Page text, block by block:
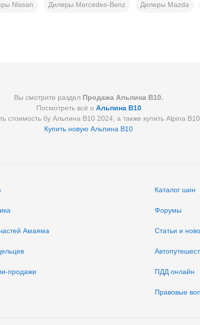
Nissan Дилеры Mercedes-Benz Дилеры Mazda
Вы смотрите раздел Продажа Альпина В10.
Посмотреть всё о Альпина В10
стоимость бу Альпина В10 2024, а также купить Alpina
Купить новую Альпина В10
Амаяма
продажи
Каталог шин
Форумы
Статьи и
ПДД онлайн
Правовые